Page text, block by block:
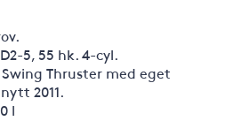
5, 55 hk. 4-cyl.
Thruster med eget
2011.
l